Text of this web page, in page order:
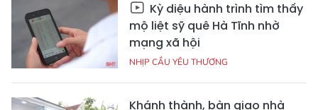
Kỳ diệu hành trình tìm thấy
mộ liệt sỹ quê Hà Tĩnh nhờ
mạng xã hội
NHỊP CẦU YÊU THƯƠNG
Khánh thành, bàn giao nhà